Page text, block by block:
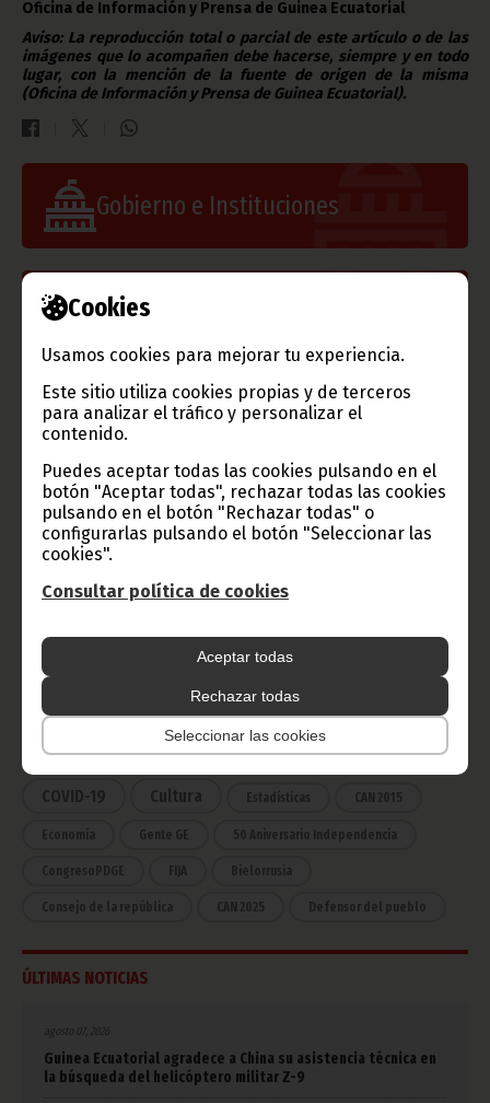
Cookies
Usamos cookies para mejorar tu experiencia.
Este sitio utiliza cookies propias y de terceros
para analizar el tráfico y personalizar el
contenido.
Puedes aceptar todas las cookies pulsando en el
botón "Aceptar todas", rechazar todas las cookies
pulsando en el botón "Rechazar todas" o
configurarlas pulsando el botón "Seleccionar las
cookies".
Consultar política de cookies
Aceptar todas
Rechazar todas
Seleccionar las cookies
Oficina de Información y Prensa de Guinea Ecuatorial
Aviso: La reproducción total o parcial de este artículo o de las
imágenes que lo acompañen debe hacerse, siempre y en todo
lugar, con la mención de la fuente de origen de la misma
(Oficina de Información y Prensa de Guinea Ecuatorial).
Gobierno e Instituciones
Información de Guinea Ecuatorial
TVGE
Radio Nacional de Guinea
Ecuatorial
Haz click aquí para escuchar ahora
Noticias Gobierno
Presidencia
África
Deportes Vicepresidencia
COVID-19 Cultura Estadísticas CAN 2015
Economía Gente GE 50 Aniversario Independencia
CongresoPDGE FIJA Bielorrusia
Consejo de la república CAN 2025 Defensor del pueblo
ÚLTIMAS NOTICIAS
agosto 07, 2026
Guinea Ecuatorial agradece a China su asistencia técnica en
la búsqueda del helicóptero militar Z-9